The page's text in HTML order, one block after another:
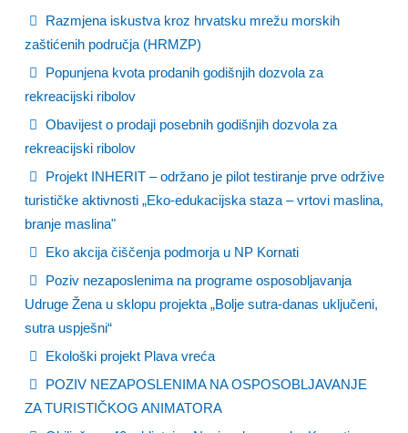
Razmjena iskustva kroz hrvatsku mrežu morskih
zaštićenih područja (HRMZP)
Popunjena kvota prodanih godišnjih dozvola za
rekreacijski ribolov
Obavijest o prodaji posebnih godišnjih dozvola za
rekreacijski ribolov
Projekt INHERIT – održano je pilot testiranje prve održive
turističke aktivnosti „Eko-edukacijska staza – vrtovi maslina,
branje maslina"
Eko akcija čiščenja podmorja u NP Kornati
Poziv nezaposlenima na programe osposobljavanja
Udruge Žena u sklopu projekta „Bolje sutra-danas uključeni,
sutra uspješni“
Ekološki projekt Plava vreća
POZIV NEZAPOSLENIMA NA OSPOSOBLJAVANJE
ZA TURISTIČKOG ANIMATORA